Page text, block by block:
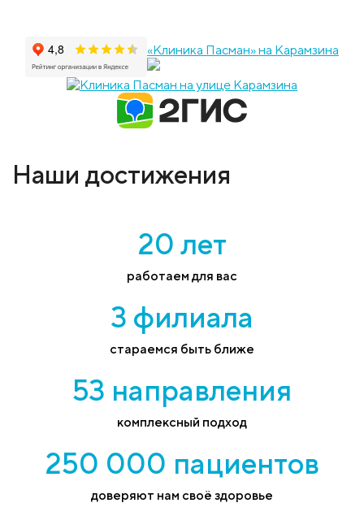
«Клиника Пасман» на Карамзина
Наши достижения
20 лет
работаем для вас
3 филиала
стараемся быть ближе
53 направления
комплексный подход
250 000 пациентов
доверяют нам своё здоровье